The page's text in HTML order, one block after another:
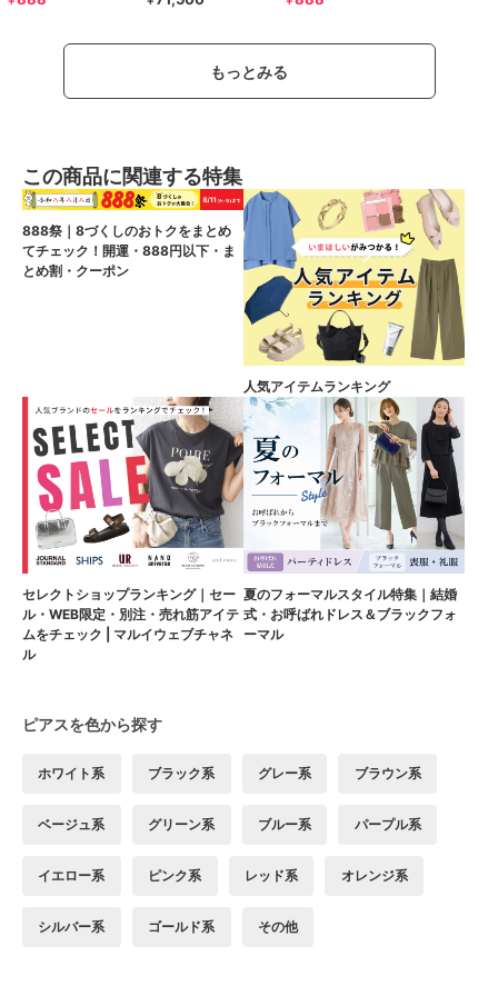
もっとみる
この商品に関連する特集
888祭｜8づくしのおトクをまとめ
てチェック！開運・888円以下・ま
とめ割・クーポン
人気アイテムランキング
セレクトショップランキング｜セー
ル・WEB限定・別注・売れ筋アイテ
ムをチェック | マルイウェブチャネ
ル
夏のフォーマルスタイル特集｜結婚
式・お呼ばれドレス＆ブラックフォ
ーマル
ピアスを色から探す
ホワイト系 ブラック系 グレー系 ブラウン系
ベージュ系 グリーン系 ブルー系 パープル系
イエロー系 ピンク系 レッド系 オレンジ系
シルバー系 ゴールド系 その他